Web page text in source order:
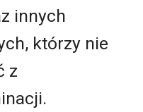
innych
którzy nie
z